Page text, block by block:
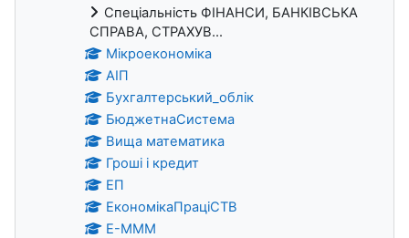
Спеціальність ФІНАНСИ, БАНКІВСЬКА
СПРАВА, СТРАХУВ...
Мікроекономіка
АІП
Бухгалтерський_облік
БюджетнаСистема
Вища математика
Гроші і кредит
ЕП
ЕкономікаПраціСТВ
Е-МММ